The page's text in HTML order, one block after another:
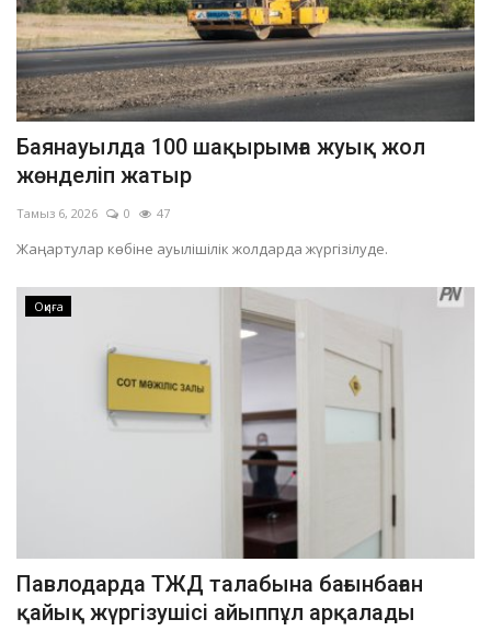
Баянауылда 100 шақырымға жуық жол
жөнделіп жатыр
Тамыз 6, 2026 0 47
Жаңартулар көбіне ауылішілік жолдарда жүргізілуде.
Оқиға
Павлодарда ТЖД талабына бағынбаған
қайық жүргізушісі айыппұл арқалады